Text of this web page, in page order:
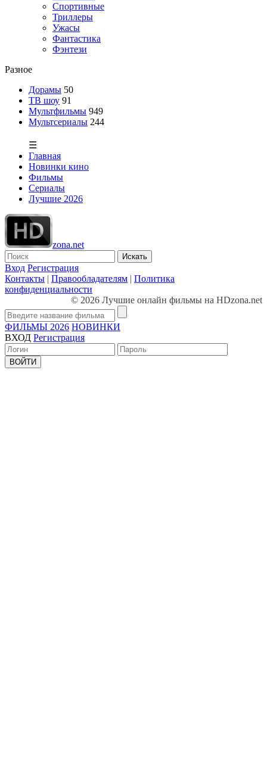
Спортивные
Триллеры
Ужасы
Фантастика
Фэнтези
Разное
Дорамы 50
ТВ шоу 91
Мультфильмы 949
Мультсериалы 244
☰
Главная
Новинки кино
Фильмы
Сериалы
Лучшие 2026
zona.net
Искать
Вход Регистрация
Контакты | Правообладателям | Политика
конфиденциальности
© 2026 Лучшие онлайн фильмы на HDzona.net
ФИЛЬМЫ 2026 НОВИНКИ
ВХОД Регистрация